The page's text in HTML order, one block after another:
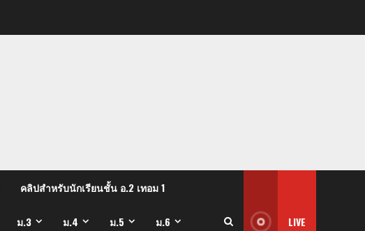
คลิปสำหรับนักเรียนชั้น อ.2 เทอม 1
ม.3 ม.4 ม.5 ม.6 LIVE